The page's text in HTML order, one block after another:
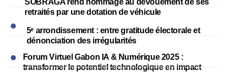
retraités par une dotation de véhicule
5ᵉ arrondissement : entre gratitude électorale et
dénonciation des irrégularités
Forum Virtuel Gabon IA & Numérique 2025 :
transformer le potentiel technologique en impact